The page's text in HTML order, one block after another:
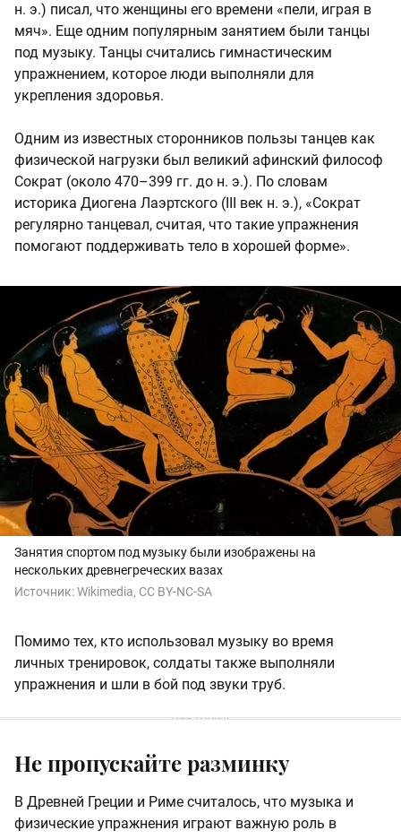
н. э.) писал, что женщины его времени «пели, играя в
мяч». Еще одним популярным занятием были танцы
под музыку. Танцы считались гимнастическим
упражнением, которое люди выполняли для
укрепления здоровья.
Одним из известных сторонников пользы танцев как
физической нагрузки был великий афинский философ
Сократ (около 470–399 гг. до н. э.). По словам
историка Диогена Лаэртского (III век н. э.), «Сократ
регулярно танцевал, считая, что такие упражнения
помогают поддерживать тело в хорошей форме».
Занятия спортом под музыку были изображены на
нескольких древнегреческих вазах
Источник:Wikimedia, CC BY-NC-SA
Помимо тех, кто использовал музыку во время
личных тренировок, солдаты также выполняли
упражнения и шли в бой под звуки труб.
Не пропускайте разминку
В Древней Греции и Риме считалось, что музыка и
физические упражнения играют важную роль в